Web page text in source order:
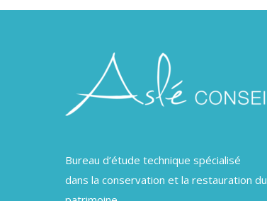
Bureau d’étude technique spécialisé
dans la conservation et la restauration du